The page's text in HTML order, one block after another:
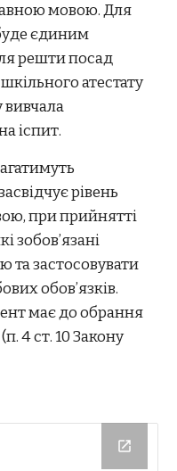
мовою. Для
єдиним
решти посад
атестату
вивчала
іспит.
рівень
при прийнятті
зобов’язані
застосовувати
обов’язків.
має до обрання
4 ст. 10 Закону